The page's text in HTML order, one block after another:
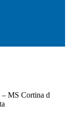
– MS Cortina d